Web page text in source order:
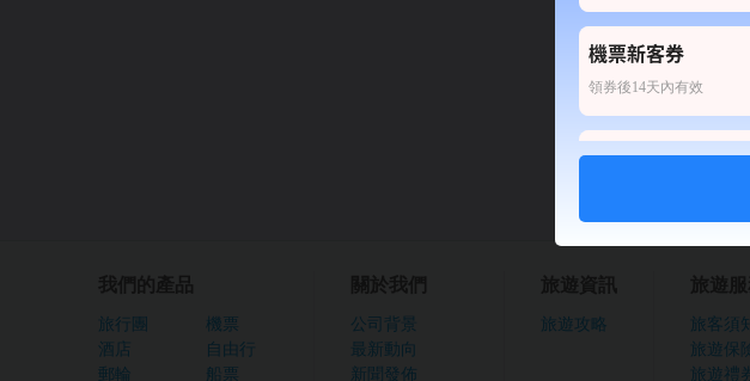
旅行團
酒店
郵輪
機票
自由行
船票
公司背景
最新動向
新聞發佈
旅遊攻略
旅客須
旅遊保
旅遊禮
機票新客券
領券後14天內有效
酒店新客券